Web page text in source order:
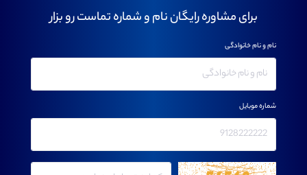
برای مشاوره رایگان نام و شماره تماست رو بزار
نام و نام خانوادگی
شماره موبایل